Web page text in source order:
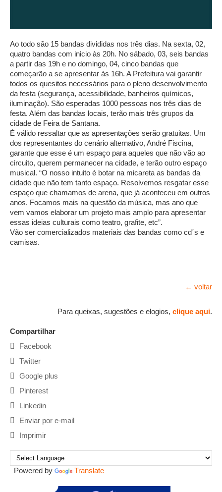
Ao todo são 15 bandas divididas nos três dias. Na sexta, 02,
quatro bandas com inicio às 20h. No sábado, 03, seis bandas
a partir das 19h e no domingo, 04, cinco bandas que
começarão a se apresentar às 16h. A Prefeitura vai garantir
todos os quesitos necessários para o pleno desenvolvimento
da festa (segurança, acessibilidade, banheiros químicos,
iluminação). São esperadas 1000 pessoas nos três dias de
festa. Além das bandas locais, terão mais três grupos da
cidade de Feira de Santana.
É válido ressaltar que as apresentações serão gratuitas. Um
dos representantes do cenário alternativo, André Fiscina,
garante que esse é um espaço para aqueles que não vão ao
circuito, querem permanecer na cidade, e terão outro espaço
musical. “O nosso intuito é botar na micareta as bandas da
cidade que não tem tanto espaço. Resolvemos resgatar esse
espaço que chamamos de arena, que já aconteceu em outros
anos. Focamos mais na questão da música, mas ano que
vem vamos elaborar um projeto mais amplo para apresentar
essas ideias culturais como teatro, grafite, etc”.
Vão ser comercializados materiais das bandas como cd´s e
camisas.
← voltar
Para queixas, sugestões e elogios, clique aqui.
Compartilhar
Facebook
Twitter
Google plus
Pinterest
Linkedin
Enviar por e-mail
Imprimir
Powered by Translate